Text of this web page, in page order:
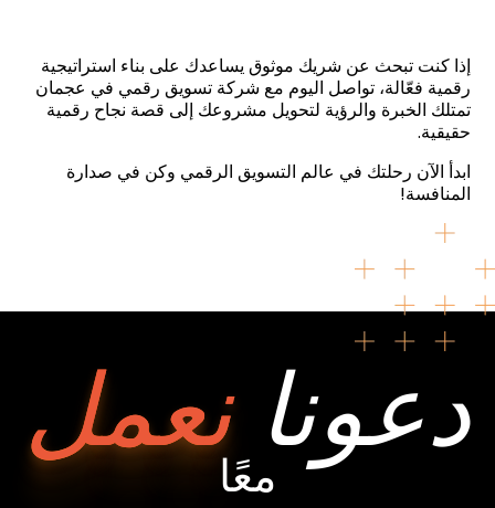
إذا كنت تبحث عن شريك موثوق يساعدك على بناء استراتيجية
رقمية فعّالة، تواصل اليوم مع شركة تسويق رقمي في عجمان
تمتلك الخبرة والرؤية لتحويل مشروعك إلى قصة نجاح رقمية
حقيقية.
ابدأ الآن رحلتك في عالم التسويق الرقمي وكن في صدارة
المنافسة!
دعونانعملمعًا